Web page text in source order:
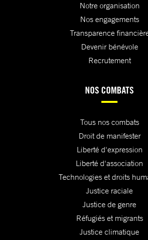
Notre organisation
Nos engagements
Transparence
Devenir bénévole
Recrutement
NOS COMBATS
Tous nos combats
Droit de manifester
Liberté d'expression
Liberté d'association
Technologies et droits
Justice raciale
Justice de genre
Réfugiés et migrants
Justice climatique